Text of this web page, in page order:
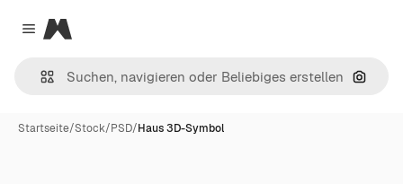
Close menu
Magnific
Nach
Startseite/Stock/PSD/Haus 3D-Symbol